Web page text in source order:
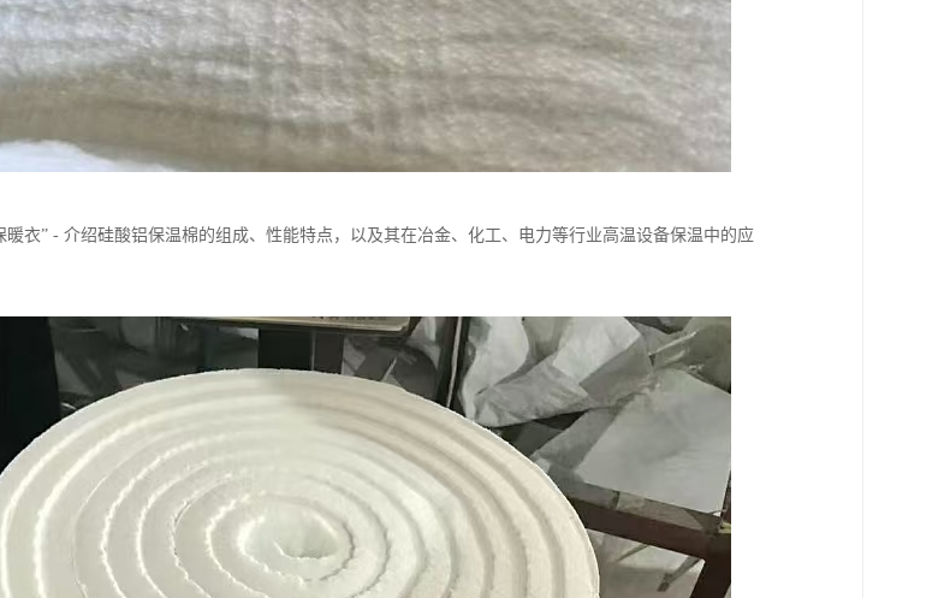
暖衣” - 介绍硅酸铝保温棉的组成、性能特点，以及其在冶金、化工、电力等行业高温设备保温中的应